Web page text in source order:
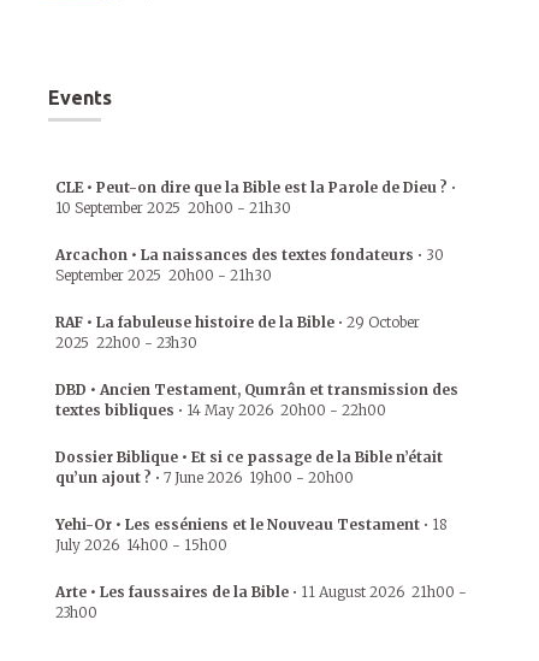
Events
CLE • Peut-on dire que la Bible est la Parole de Dieu ? •
10 September 2025 20h00 - 21h30
Arcachon • La naissances des textes fondateurs • 30
September 2025 20h00 - 21h30
RAF • La fabuleuse histoire de la Bible • 29 October
2025 22h00 - 23h30
DBD • Ancien Testament, Qumrân et transmission des
textes bibliques • 14 May 2026 20h00 - 22h00
Dossier Biblique • Et si ce passage de la Bible n’était
qu’un ajout ? • 7 June 2026 19h00 - 20h00
Yehi-Or • Les esséniens et le Nouveau Testament • 18
July 2026 14h00 - 15h00
Arte • Les faussaires de la Bible • 11 August 2026 21h00 -
23h00